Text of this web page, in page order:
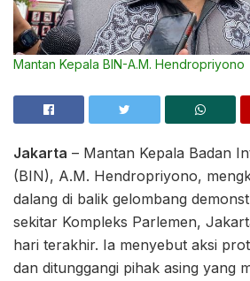
Mantan Kepala BIN-A.M. Hendropriyono
Jakarta – Mantan Kepala Badan
(BIN), A.M. Hendropriyono,
dalang di balik gelombang
sekitar Kompleks Parlemen,
hari terakhir. Ia menyebut aksi
dan ditunggangi pihak asing yang